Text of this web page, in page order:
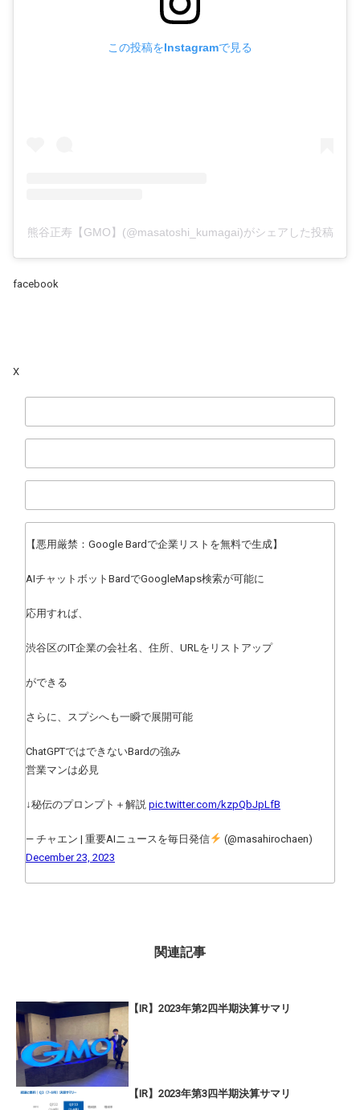
この投稿をInstagramで見る
熊谷正寿【GMO】(@masatoshi_kumagai)がシェアした投稿
facebook
X
【悪用厳禁：Google Bardで企業リストを無料で生成】
AIチャットボットBardでGoogleMaps検索が可能に
応用すれば、
渋谷区のIT企業の会社名、住所、URLをリストアップ
ができる
さらに、スプシへも一瞬で展開可能
ChatGPTではできないBardの強み
営業マンは必見
↓秘伝のプロンプト＋解説 pic.twitter.com/kzpQbJpLfB
— チャエン | 重要AIニュースを毎日発信
(@masahirochaen)
December 23, 2023
関連記事
【IR】2023年第2四半期決算サマリ
【IR】2023年第3四半期決算サマリ